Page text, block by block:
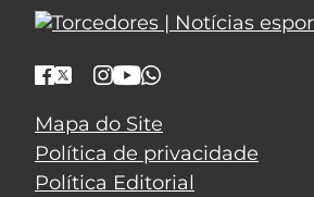
Mapa do Site
Política de privacidade
Política Editorial